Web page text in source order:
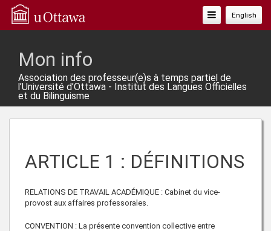
English
Basculer
La
Mon info
Association des professeur(e)s à temps partiel de
l’Université d’Ottawa - Institut des Langues Officielles
et du Bilinguisme
ARTICLE 1 : DÉFINITIONS
RELATIONS DE TRAVAIL ACADÉMIQUE : Cabinet du vice-
provost aux affaires professorales.
CONVENTION : La présente convention collective entre